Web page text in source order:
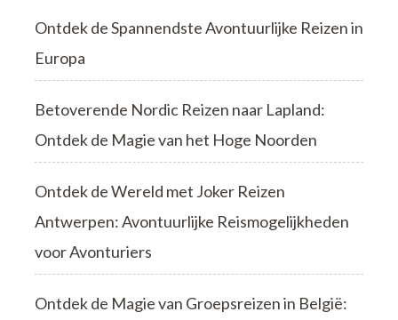
Ontdek de Spannendste Avontuurlijke Reizen in
Europa
Betoverende Nordic Reizen naar Lapland:
Ontdek de Magie van het Hoge Noorden
Ontdek de Wereld met Joker Reizen
Antwerpen: Avontuurlijke Reismogelijkheden
voor Avonturiers
Ontdek de Magie van Groepsreizen in België: